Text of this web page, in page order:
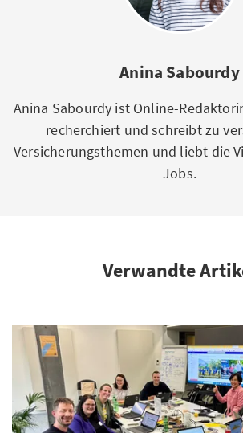
Anina Sabourdy
Anina Sabourdy ist Online-
recherchiert und schreibt zu
Versicherungsthemen und liebt die
Jobs.
Verwandte